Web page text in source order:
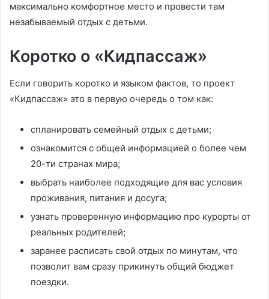
максимально комфортное место и провести там
незабываемый отдых с детьми.
Коротко о «Кидпассаж»
Если говорить коротко и языком фактов, то проект
«Кидпассаж» это в первую очередь о том как:
спланировать семейный отдых с детьми;
ознакомится с общей информацией о более чем
20-ти странах мира;
выбрать наиболее подходящие для вас условия
проживания, питания и досуга;
узнать проверенную информацию про курорты от
реальных родителей;
заранее расписать свой отдых по минутам, что
позволит вам сразу прикинуть общий бюджет
поездки.